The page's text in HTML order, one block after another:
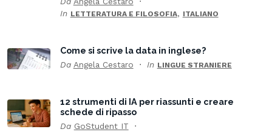
In LETTERATURA E FILOSOFIA, ITALIANO
Come si scrive la data in inglese?
Da Angela Cestaro In LINGUE STRANIERE
12 strumenti di IA per riassunti e creare
schede di ripasso
Da GoStudent IT